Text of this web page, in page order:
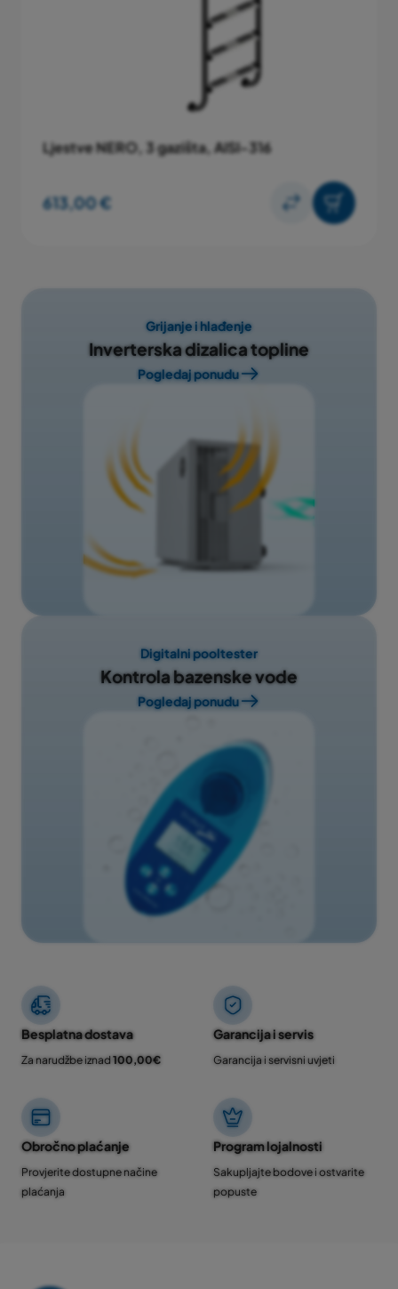
Ljestve NERO, 3 gazišta, AISI-316
613,00 €
Grijanje i hlađenje
Inverterska dizalica topline
Pogledaj ponudu
Digitalni pooltester
Kontrola bazenske vode
Pogledaj ponudu
Besplatna dostava
Za narudžbe iznad 100,00€
Garancija i servis
Garancija i servisni uvjeti
Obročno plaćanje
Provjerite dostupne načine
plaćanja
Program lojalnosti
Sakupljajte bodove i ostvarite
popuste